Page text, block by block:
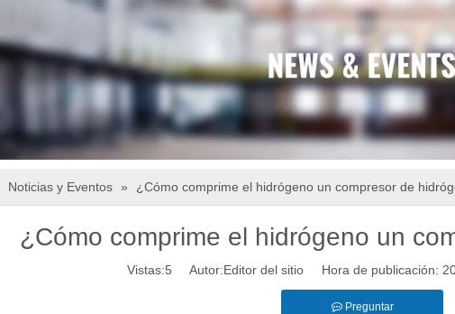
Noticias y Eventos » ¿Cómo comprime el hidrógeno un compresor de
¿Cómo comprime el hidrógeno un
Vistas:5 Autor:Editor del sitio Hora de publicación:
Preguntar